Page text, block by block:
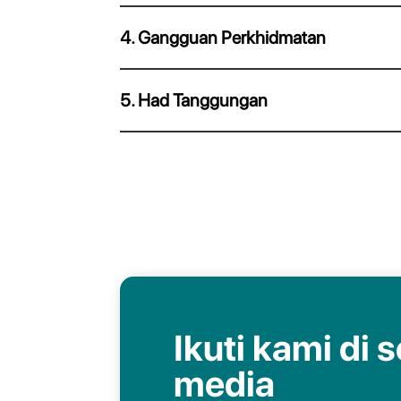
4. Gangguan Perkhidmatan
5. Had Tanggungan
Ikuti kami di
media